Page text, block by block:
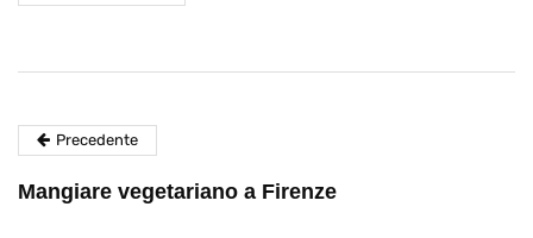
Precedente
Mangiare vegetariano a Firenze